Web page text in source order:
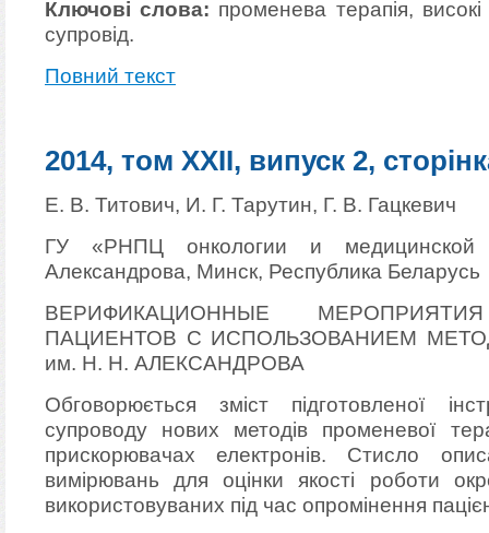
Ключові слова: променева терапія,
супровід.
Повний текст
2014, том XXII, випуск 2,
Е. В. Титович, И. Г. Тарутин, Г. В. Гацкевич
ГУ «РНПЦ онкологии и
Александрова, Минск, Республика Беларусь
ВЕРИФИКАЦИОННЫЕ
ПАЦИЕНТОВ С ИСПОЛЬЗОВАНИЕМ
им. Н. Н. АЛЕКСАНДРОВА
Обговорюється зміст підготовленої
супроводу нових методів променевої
прискорювачах електронів. Стисло
вимірювань для оцінки якості роботи
використовуваних під час опромінення